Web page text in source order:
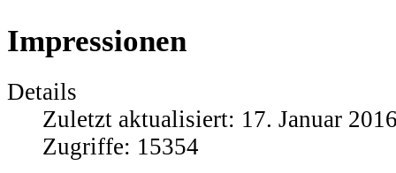
Impressionen
Details
Zuletzt aktualisiert: 17. Januar
Zugriffe: 15354